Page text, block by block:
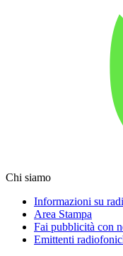
Chi siamo
Informazioni su
Area Stampa
Fai pubblicità con
Emittenti